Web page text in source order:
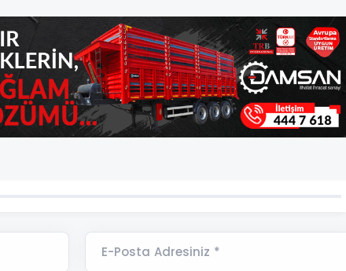
E-Posta Adresiniz *